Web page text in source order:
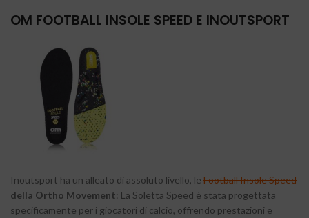
OM FOOTBALL INSOLE SPEED E INOUTSPORT
Inoutsport ha un alleato di assoluto livello, le Football Insole Speed
della Ortho Movement: La Soletta Speed è stata progettata
specificamente per i giocatori di calcio, offrendo prestazioni e